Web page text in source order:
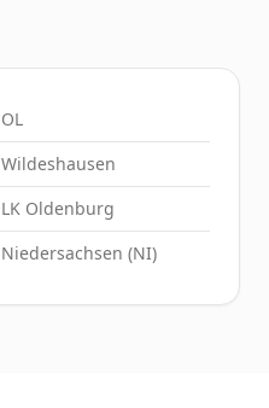
OL
Wildeshausen
LK Oldenburg
Niedersachsen (NI)